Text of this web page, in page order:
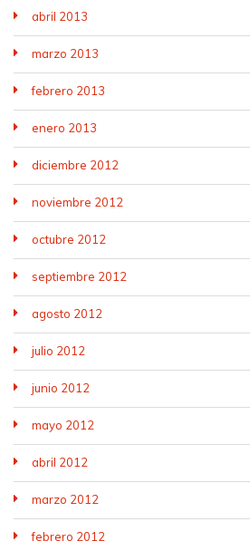
abril 2013
marzo 2013
febrero 2013
enero 2013
diciembre 2012
noviembre 2012
octubre 2012
septiembre 2012
agosto 2012
julio 2012
junio 2012
mayo 2012
abril 2012
marzo 2012
febrero 2012